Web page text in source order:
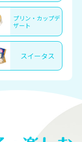
プリン・カップデ
ザート
スイータス